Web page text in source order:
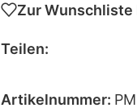
Zur Wunschliste
Teilen:
Artikelnummer: